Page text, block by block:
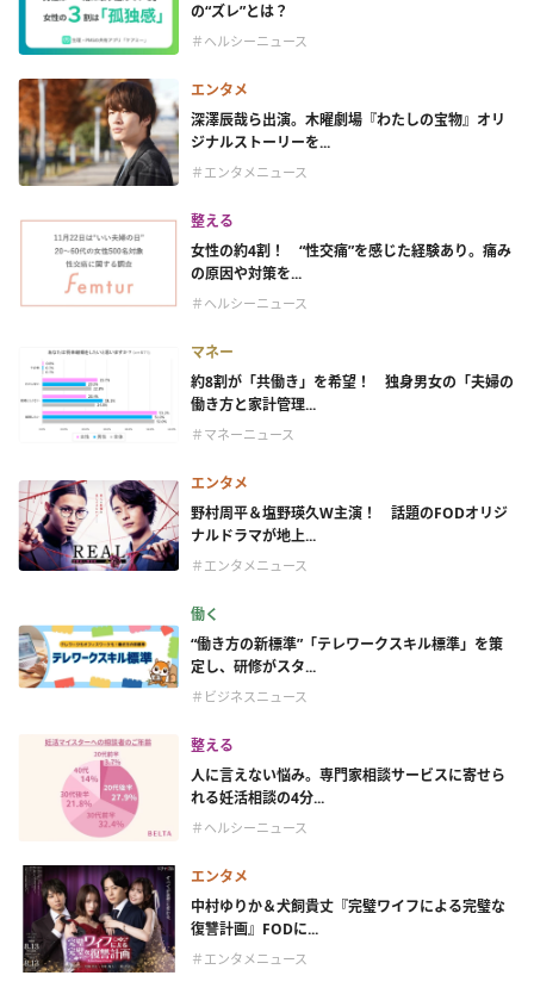
の“ズレ”とは？
＃ヘルシーニュース
エンタメ
深澤辰哉ら出演。木曜劇場『わたしの宝物』オリ
ジナルストーリーを...
＃エンタメニュース
整える
女性の約4割！ “性交痛”を感じた経験あり。痛み
の原因や対策を...
＃ヘルシーニュース
マネー
約8割が「共働き」を希望！ 独身男女の「夫婦の
働き方と家計管理...
＃マネーニュース
エンタメ
野村周平＆塩野瑛久W主演！ 話題のFODオリジ
ナルドラマが地上...
＃エンタメニュース
働く
“働き方の新標準”「テレワークスキル標準」を策
定し、研修がスタ...
＃ビジネスニュース
整える
人に言えない悩み。専門家相談サービスに寄せら
れる妊活相談の4分...
＃ヘルシーニュース
エンタメ
中村ゆりか＆犬飼貴丈『完璧ワイフによる完璧な
復讐計画』FODに...
＃エンタメニュース